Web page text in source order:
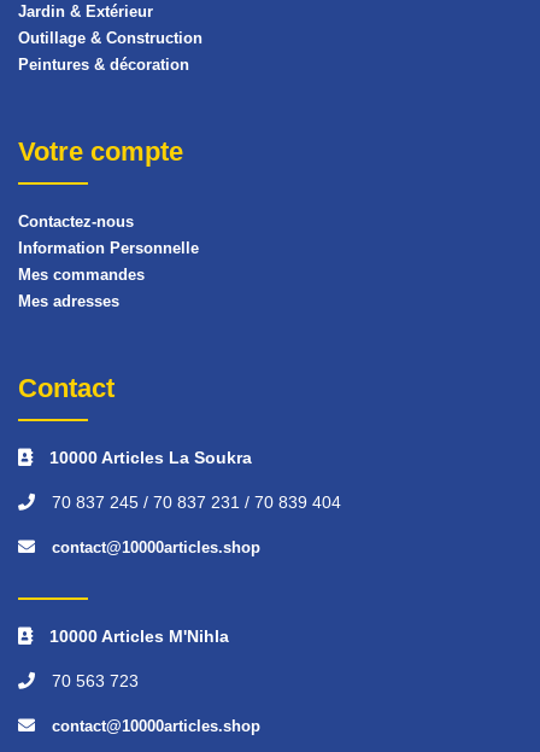
Jardin & Extérieur
Outillage & Construction
Peintures & décoration
Votre compte
Contactez-nous
Information Personnelle
Mes commandes
Mes adresses
Contact
10000 Articles La Soukra
70 837 245 / 70 837 231 / 70 839 404
contact@10000articles.shop
10000 Articles M'Nihla
70 563 723
contact@10000articles.shop